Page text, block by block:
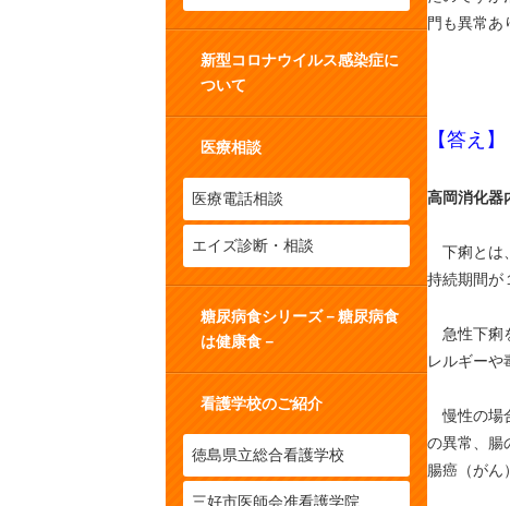
門も異常あ
【答え
高岡消化
下痢とは
持続期間が
急性下痢
レルギーや
慢性の場
の異常、腸
腸癌（がん
新型コロナウイルス感染症に
ついて
医療相談
医療電話相談
エイズ診断・相談
糖尿病食シリーズ－糖尿病食
は健康食－
看護学校のご紹介
徳島県立総合看護学校
三好市医師会准看護学院